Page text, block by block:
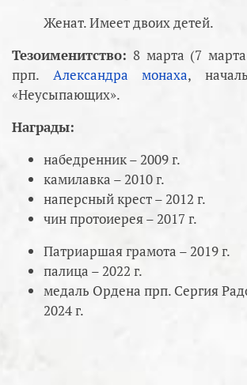
Женат. Имеет двоих детей.
Тезоименитство: 8 марта (7
прп. Александра монаха,
«Неусыпающих».
Награды:
набедренник – 2009 г.
камилавка – 2010 г.
наперсный крест – 2012 г.
чин протоиерея – 2017 г.
Патриаршая грамота – 2019 г.
палица – 2022 г.
медаль Ордена прп. Сергия
2024 г.